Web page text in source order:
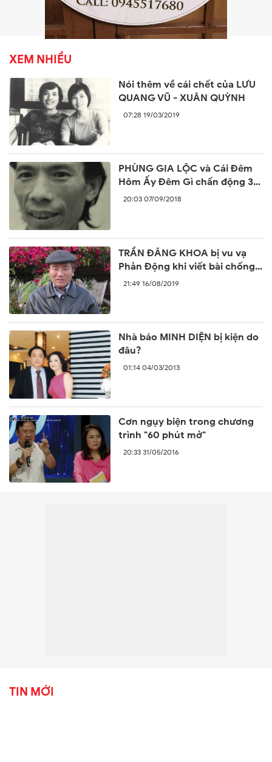
XEM NHIỀU
Nói thêm về cái chết của LƯU
QUANG VŨ - XUÂN QUỲNH
07:28 19/03/2019
PHÙNG GIA LỘC và Cái Đêm
Hôm Ấy Đêm Gì chấn động 30
năm trước
20:03 07/09/2018
TRẦN ĐĂNG KHOA bị vu vạ
Phản Động khi viết bài chống
lại sự ngang ngược của Trung
21:49 16/08/2019
Nhà báo MINH DIỆN bị kiện do
đâu?
01:14 04/03/2013
Cơn ngụy biện trong chương
trình "60 phút mở"
20:33 31/05/2016
TIN MỚI